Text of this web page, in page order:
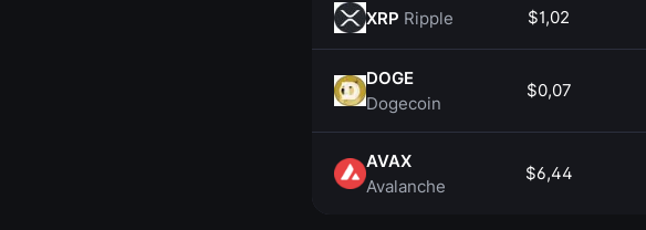
XRP Ripple $1,02
DOGE
Dogecoin
$0,07
AVAX
Avalanche
$6,44